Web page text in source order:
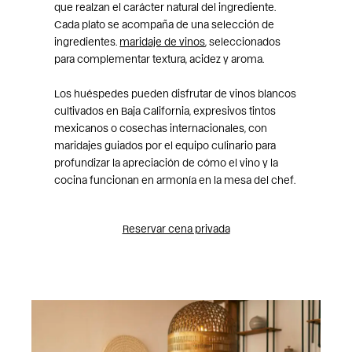
que realzan el carácter natural del ingrediente.
Cada plato se acompaña de una selección de
ingredientes. maridaje de vinos, seleccionados
para complementar textura, acidez y aroma.
Los huéspedes pueden disfrutar de vinos blancos
cultivados en Baja California, expresivos tintos
mexicanos o cosechas internacionales, con
maridajes guiados por el equipo culinario para
profundizar la apreciación de cómo el vino y la
cocina funcionan en armonía en la mesa del chef.
Reservar cena privada